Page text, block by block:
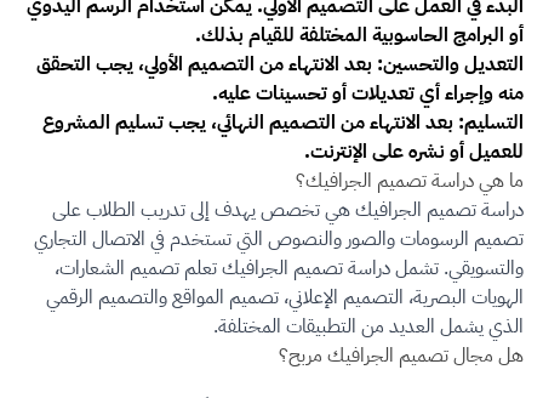
البدء في العمل على التصميم الأولي. يمكن استخدام الرسم اليدوي
أو البرامج الحاسوبية المختلفة للقيام بذلك.
التعديل والتحسين: بعد الانتهاء من التصميم الأولي، يجب التحقق
منه وإجراء أي تعديلات أو تحسينات عليه.
التسليم: بعد الانتهاء من التصميم النهائي، يجب تسليم المشروع
للعميل أو نشره على الإنترنت.
ما هي دراسة تصميم الجرافيك؟
دراسة تصميم الجرافيك هي تخصص يهدف إلى تدريب الطلاب على
تصميم الرسومات والصور والنصوص التي تستخدم في الاتصال التجاري
والتسويقي. تشمل دراسة تصميم الجرافيك تعلم تصميم الشعارات،
الهويات البصرية، التصميم الإعلاني، تصميم المواقع والتصميم الرقمي
الذي يشمل العديد من التطبيقات المختلفة.
هل مجال تصميم الجرافيك مربح؟